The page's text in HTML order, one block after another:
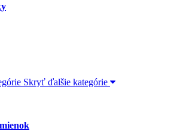
Skryť ďalšie kategórie